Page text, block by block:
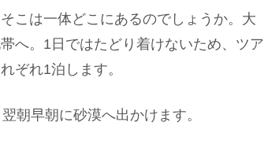
こは一体どこにあるのでしょうか。大
へ。1日ではたどり着けないため、ツア
ぞれ1泊します。
朝早朝に砂漠へ出かけます。